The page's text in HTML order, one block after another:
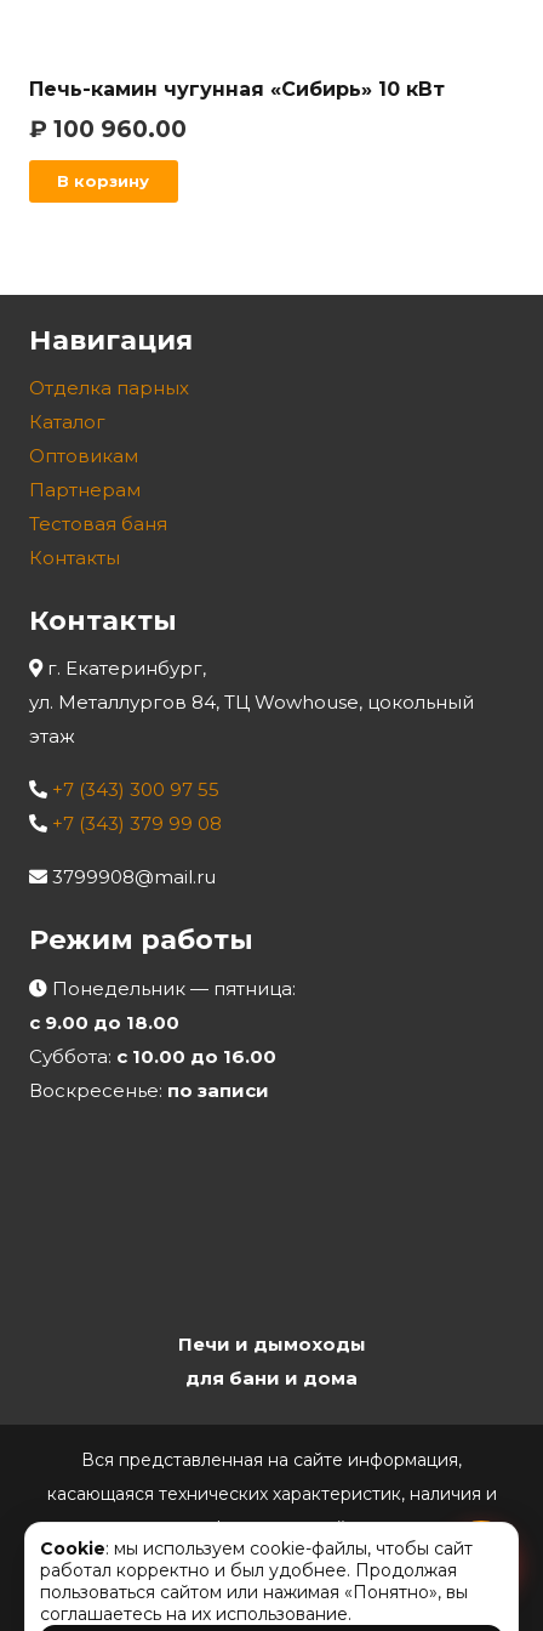
Печь-камин чугунная «Сибирь» 10 кВт
₽ 100 960.00
В корзину
Навигация
Отделка парных
Каталог
Оптовикам
Партнерам
Тестовая баня
Контакты
Контакты
г. Екатеринбург,
ул. Металлургов 84, ТЦ Wowhouse, цокольный
этаж
+7 (343) 300 97 55
+7 (343) 379 99 08
3799908@mail.ru
Режим работы
Понедельник — пятница:
с 9.00 до 18.00
Суббота: с 10.00 до 16.00
Воскресенье: по записи
Печи и дымоходы
для бани и дома
Вся представленная на сайте информация,
касающаяся технических характеристик, наличия и
стоимости, носит информационный характер и ни при
каких условиях не является публичной офертой,
определяемой положениями Статьи 437(2)
Cookie: мы используем cookie-файлы, чтобы сайт
работал корректно и был удобнее. Продолжая
пользоваться сайтом или нажимая «Понятно», вы
соглашаетесь на их использование.